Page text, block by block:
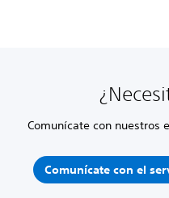
Comunícate con nuestros
Comunícate con el